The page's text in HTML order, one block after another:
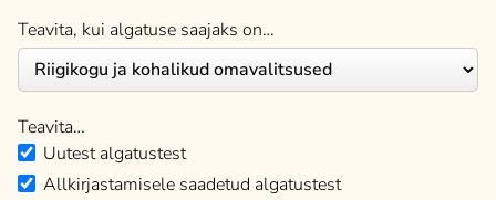
Teavita, kui algatuse saajaks on…
Teavita…
Uutest algatustest
Allkirjastamisele saadetud algatustest